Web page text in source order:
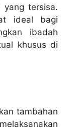
yang tersisa.
ideal bagi
ibadah
khusus di
tambahan